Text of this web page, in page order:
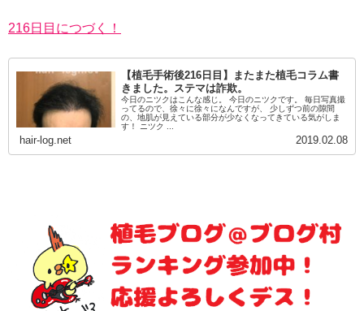
216日目につづく！
【植毛手術後216日目】またまた植毛コラム書
きました。ステマは詐欺。
今日のニツクはこんな感じ。 今日のニツクです。 毎日写真撮
ってるので、徐々に徐々になんですが、 少しずつ前の隙間
の、地肌が見えている部分が少なくなってきている気がしま
す！ ニツク ...
hair-log.net 2019.02.08